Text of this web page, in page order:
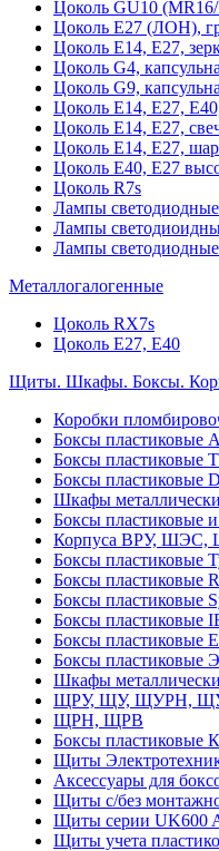
Цоколь GU10
Цоколь Е27 (ЛОН),
Цоколь Е14, Е27,
Цоколь G4,
Цоколь G9,
Цоколь Е14, Е27,
Цоколь Е14, Е27,
Цоколь Е14, Е27, шар
Цоколь Е40, Е27
Цоколь R7s
Лампы
Лампы
Лампы
Металлогалогенные
Цоколь RX7s
Цоколь Е27, E40
Щиты. Шкафы. Боксы.
Коробки
Боксы пластиковые
Боксы пластиковые
Боксы пластиковые
Шкафы
Боксы пластиковые
Корпуса ВРУ,
Боксы пластиковые
Боксы пластиковые
Боксы пластиковые
Боксы пластиковые
Боксы пластиковые
Боксы пластиковые
Шкафы
ЩРУ, ЩУ, ЩУРН,
ЩРН, ЩРВ
Боксы пластиковые
Щиты
Аксессуары для
Щиты с/без
Щиты серии UK600
Щиты учета